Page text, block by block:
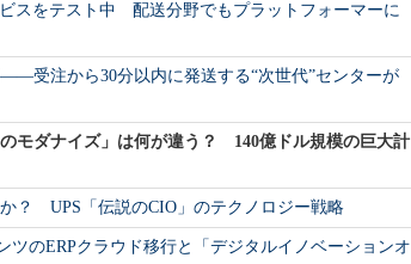
スをテスト中 配送分野でもプラットフォーマーに
受注から30分以内に発送する“次世代”センターが
モダナイズ」は何が違う？ 140億ドル規模の巨大計
？ UPS「伝説のCIO」のテクノロジー戦略
ツのERPクラウド移行と「デジタルイノベーションオ